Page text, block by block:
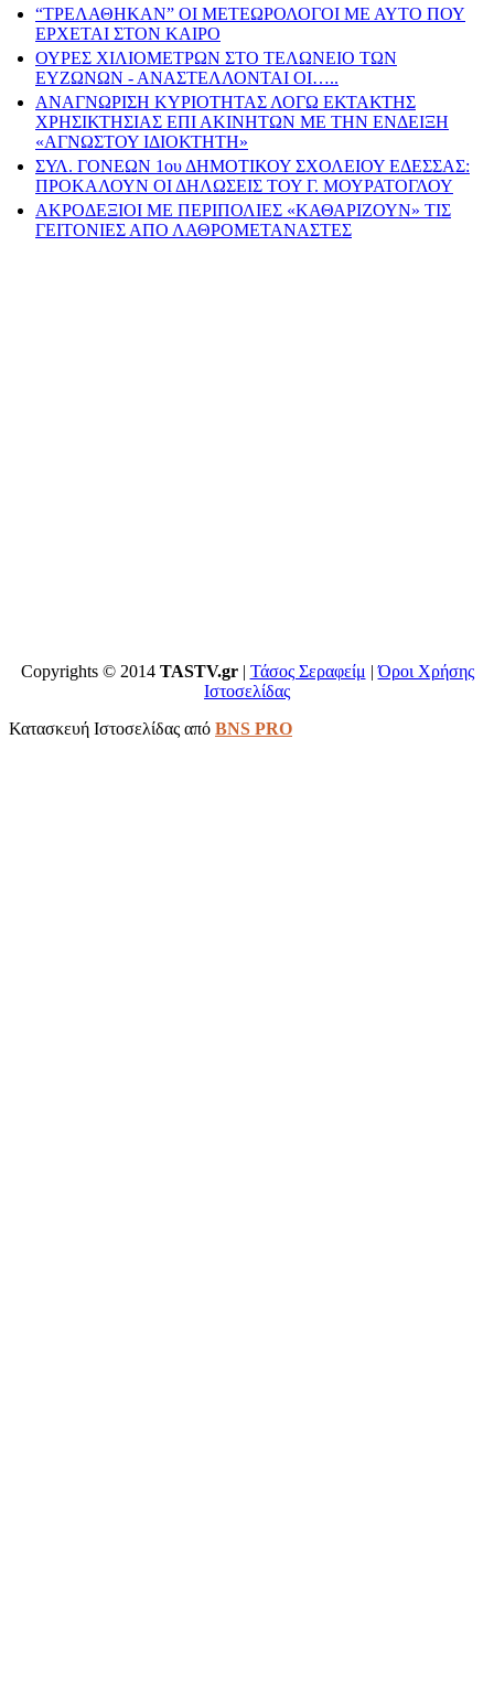
“ΤΡΕΛΑΘΗΚΑΝ” ΟΙ ΜΕΤΕΩΡΟΛΟΓΟΙ ΜΕ ΑΥΤΟ ΠΟΥ
ΕΡΧΕΤΑΙ ΣΤΟΝ ΚΑΙΡΟ
ΟΥΡΕΣ ΧΙΛΙΟΜΕΤΡΩΝ ΣΤΟ ΤΕΛΩΝΕΙΟ ΤΩΝ
ΕΥΖΩΝΩΝ - ΑΝΑΣΤΕΛΛΟΝΤΑΙ ΟΙ…..
ΑΝΑΓΝΩΡΙΣΗ ΚΥΡΙΟΤΗΤΑΣ ΛΟΓΩ ΕΚΤΑΚΤΗΣ
ΧΡΗΣΙΚΤΗΣΙΑΣ ΕΠΙ ΑΚΙΝΗΤΩΝ ΜΕ ΤΗΝ ΕΝΔΕΙΞΗ
«ΑΓΝΩΣΤΟΥ ΙΔΙΟΚΤΗΤΗ»
ΣΥΛ. ΓΟΝΕΩΝ 1ου ΔΗΜΟΤΙΚΟΥ ΣΧΟΛΕΙΟΥ ΕΔΕΣΣΑΣ:
ΠΡΟΚΑΛΟΥΝ ΟΙ ΔΗΛΩΣΕΙΣ ΤΟΥ Γ. ΜΟΥΡΑΤΟΓΛΟΥ
ΑΚΡΟΔΕΞΙΟΙ ΜΕ ΠΕΡΙΠΟΛΙΕΣ «ΚΑΘΑΡΙΖΟΥΝ» ΤΙΣ
ΓΕΙΤΟΝΙΕΣ ΑΠΟ ΛΑΘΡΟΜΕΤΑΝΑΣΤΕΣ
Copyrights © 2014 TASTV.gr| Τάσος Σεραφείμ |Όροι Χρήσης
Ιστοσελίδας
Κατασκευή Ιστοσελίδας από BNS PRO